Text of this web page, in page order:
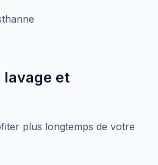
et
plus longtemps de votre